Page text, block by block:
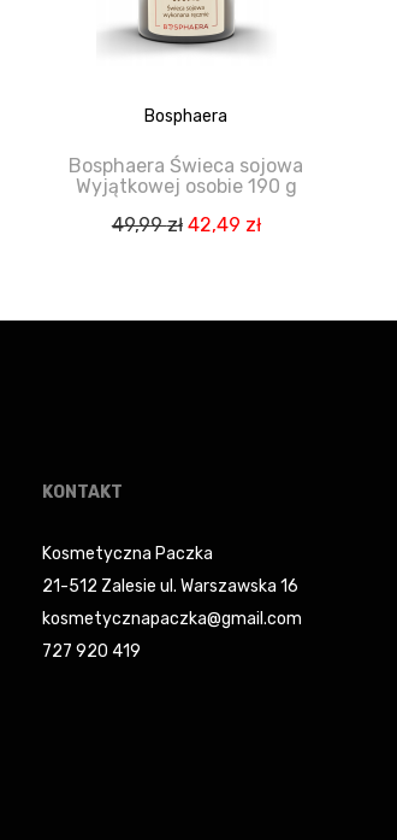
Bosphaera
Bosphaera Świeca sojowa
Wyjątkowej osobie 190 g
49,99zł Pierwotna
49,99 zł.
42,49 złAktualna
42,49 zł.
KONTAKT
Kosmetyczna Paczka
21-512 Zalesie ul. Warszawska 16
kosmetycznapaczka@gmail.com
727 920 419